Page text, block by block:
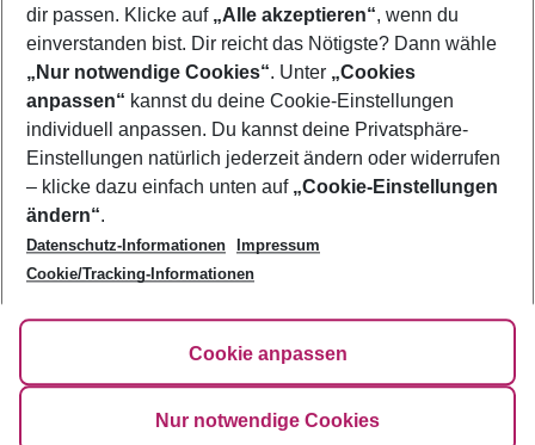
Estepona
Evrenseki
Footer
Footer navigation
Über uns
AGB
Bestpreisgarantie
Cookie-Einstellungen ändern
Cookie-Richtlinie
Impressum
Agenturbetreuung
Barrierefreies Reisen
HanseMerkur Reiseversicherung
Hilfe & Kontakt
Folge uns
dir passen. Klicke auf „Alle akzeptieren“, wenn du
einverstanden bist. Dir reicht das Nötigste? Dann wähle
„Nur notwendige Cookies“. Unter „Cookies
anpassen“ kannst du deine Cookie-Einstellungen
individuell anpassen. Du kannst deine Privatsphäre-
Einstellungen natürlich jederzeit ändern oder widerrufen
– klicke dazu einfach unten auf „Cookie-Einstellungen
ändern“.
Datenschutz-Informationen
Impressum
Cookie/Tracking-Informationen
Cookie anpassen
Nur notwendige Cookies